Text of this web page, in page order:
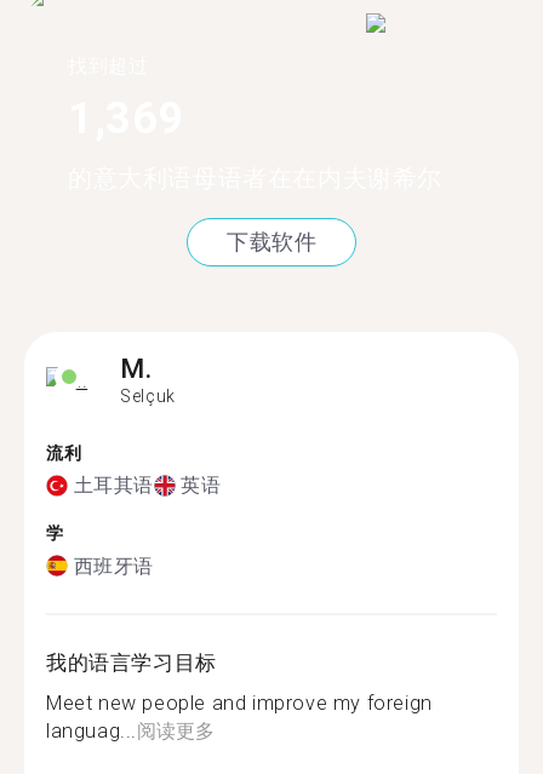
下载软件
M.
Selçuk
流利
土耳其语 英语
学
西班牙语
我的语言学习目标
Meet new people and improve my foreign
languag... 阅读更多